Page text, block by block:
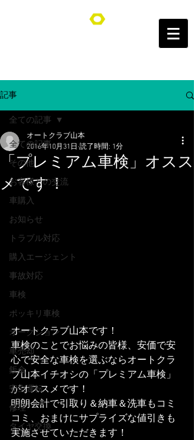
オートクラブ山本/Auto Club YAMAMOTO
記事
全ての記事
その他
お客様との交流
車購入
お知らせ
トラブル対応
購入エージェント
事故対応
車検
ポッキリ車検
オークション
車売却
鈑金
安全運転
修理
タイヤ交換
全ての記事
「プレミアム車検」オスス
メです！
オートクラブ山本
2016年10月31日 読了時間: 1分
オートクラブ山本です！
車検のことでお悩みの皆様、安価で安
心で安全な車検を選ぶならオートクラ
ブ山本イチオシの「プレミアム車検」
がオススメです！
明朗会計で引取り＆納車＆洗車もコミ
コミ、おまけにサプライズな値引きも
実施させていただきます！